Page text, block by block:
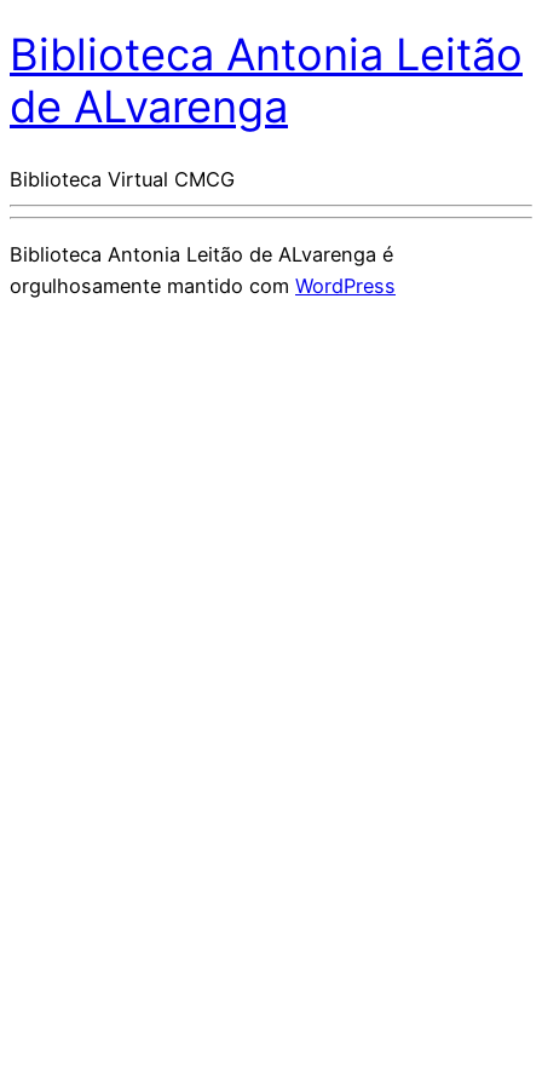
Biblioteca Antonia Leitão
de ALvarenga
Biblioteca Virtual CMCG
Biblioteca Antonia Leitão de ALvarenga é
orgulhosamente mantido com WordPress